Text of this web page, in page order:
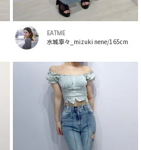
EATME
水城寧々_mizuki nene/165cm